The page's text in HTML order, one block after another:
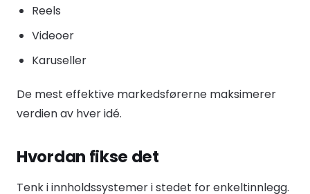
Reels
Videoer
Karuseller
De mest effektive markedsførerne maksimerer
verdien av hver idé.
Hvordan fikse det
Tenk i innholdssystemer i stedet for enkeltinnlegg.